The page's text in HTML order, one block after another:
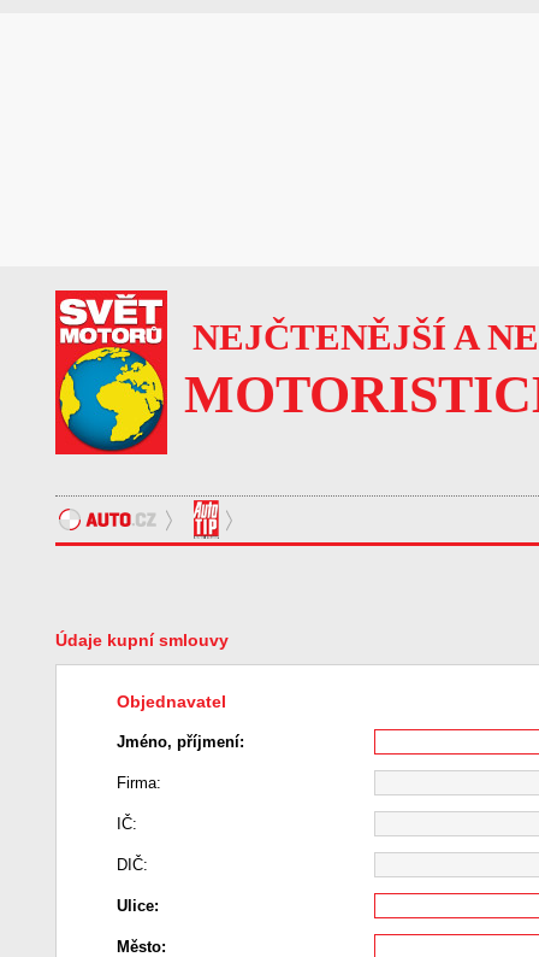
NEJČTENĚJŠÍ A
Údaje kupní smlouvy
Objednavatel
Jméno, příjmení:
Firma:
IČ:
DIČ:
Ulice:
Město: